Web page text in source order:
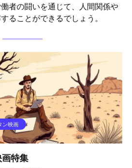
者の闘いを通じて、人間関係や
ることができるでしょう。
ン映画
特集